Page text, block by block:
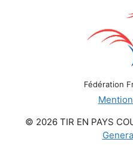
Fédération
© 2026 TIR EN PAYS